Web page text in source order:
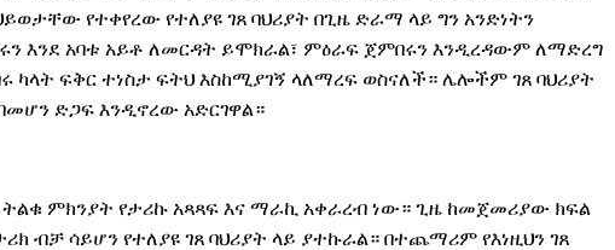
የተቀየረው የተለያዩ ገጸ ባህሪያት በጊዜ ድራማ ላይ ግን አንድነትን
እንደ አባቱ አይቶ ለመርዳት ይሞክራል፣ ምዕራፍ ጀምበሩን እንዲረዳውም ለማድረግ
ካላት ፍቅር ተነስታ ፍትህ እስከሚያገኝ ላለማረፍ ወስናለች። ሌሎችም ገጸ ባህሪያት
ድጋፍ እንዲኖረው አድርገዋል።
ምክንያት የታሪኩ አጻጻፍ እና ማራኪ አቀራረብ ነው። ጊዜ ከመጀመሪያው ክፍል
ብቻ ሳይሆን የተለያዩ ገጸ ባህሪያት ላይ ያተኩራል። በተጨማሪም የእነዚህን ገጸ